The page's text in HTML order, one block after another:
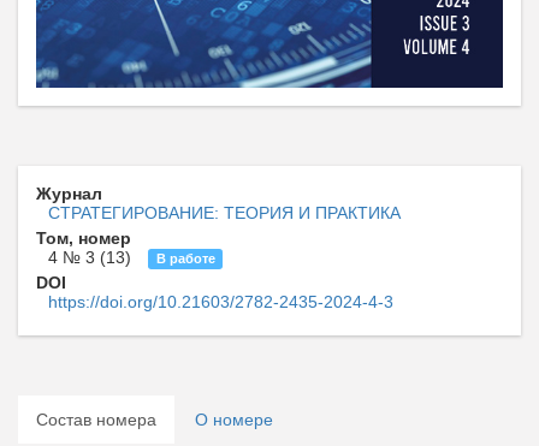
Журнал
CТРАТЕГИРОВАНИЕ: ТЕОРИЯ И ПРАКТИКА
Том, номер
4 № 3 (13)
В работе
DOI
https://doi.org/10.21603/2782-2435-2024-4-3
Состав номера О номере